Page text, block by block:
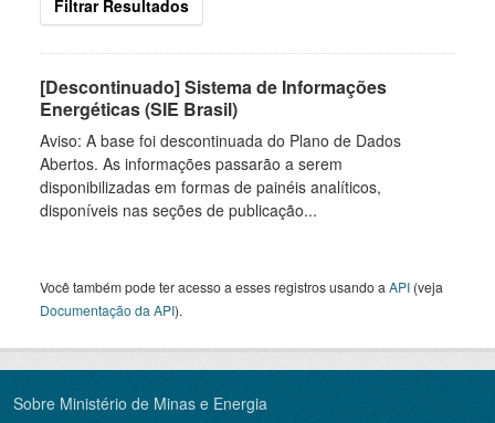
Filtrar Resultados
[Descontinuado] Sistema de Informações
Energéticas (SIE Brasil)
Aviso: A base foi descontinuada do Plano de Dados
Abertos. As informações passarão a serem
disponibilizadas em formas de painéis analíticos,
disponíveis nas seções de publicação...
Você também pode ter acesso a esses registros usando a API (veja
Documentação da API).
Sobre Ministério de Minas e Energia